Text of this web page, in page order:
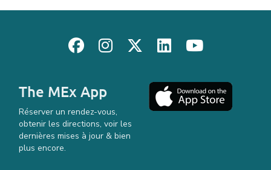
The MEx App
Réserver un rendez-vous,
obtenir les directions, voir les
dernières mises à jour & bien
plus encore.